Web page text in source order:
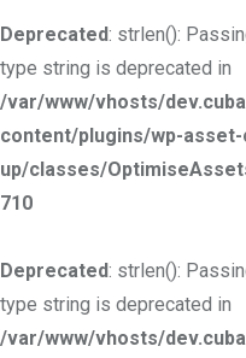
Deprecated: strlen():
type string is deprecated in
/var/www/vhosts/
content/plugins/wp-asset-
up/classes/
710
Deprecated: strlen():
type string is deprecated in
/var/www/vhosts/